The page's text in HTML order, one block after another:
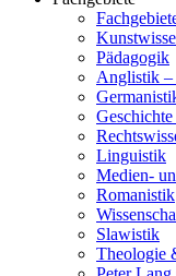
Pädagogik
Anglistik
Linguistik
Medien-
Romanistik
Slawistik
Theologie